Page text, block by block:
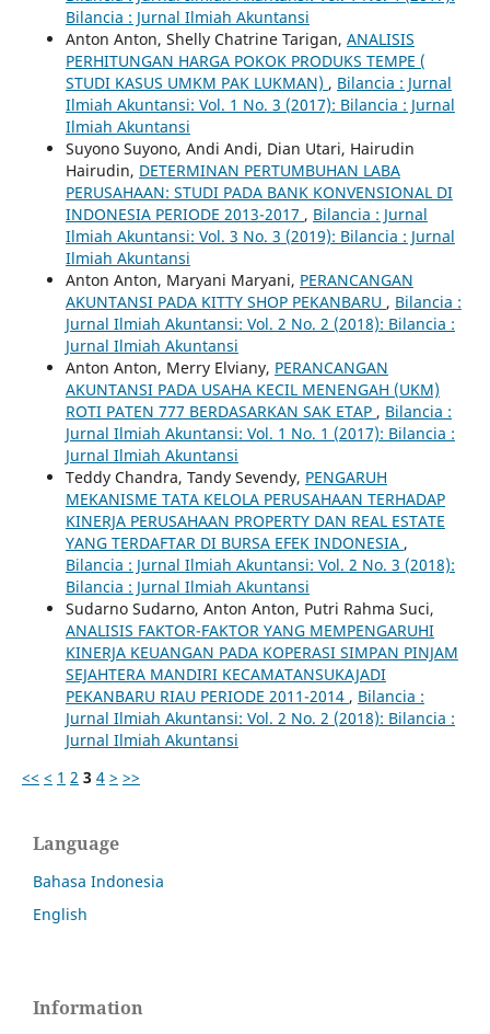
Bilancia : Jurnal Ilmiah Akuntansi
Anton Anton, Shelly Chatrine Tarigan, ANALISIS
PERHITUNGAN HARGA POKOK PRODUKS TEMPE (
STUDI KASUS UMKM PAK LUKMAN) , Bilancia : Jurnal
Ilmiah Akuntansi: Vol. 1 No. 3 (2017): Bilancia : Jurnal
Ilmiah Akuntansi
Suyono Suyono, Andi Andi, Dian Utari, Hairudin
Hairudin, DETERMINAN PERTUMBUHAN LABA
PERUSAHAAN: STUDI PADA BANK KONVENSIONAL DI
INDONESIA PERIODE 2013-2017 , Bilancia : Jurnal
Ilmiah Akuntansi: Vol. 3 No. 3 (2019): Bilancia : Jurnal
Ilmiah Akuntansi
Anton Anton, Maryani Maryani, PERANCANGAN
AKUNTANSI PADA KITTY SHOP PEKANBARU , Bilancia :
Jurnal Ilmiah Akuntansi: Vol. 2 No. 2 (2018): Bilancia :
Jurnal Ilmiah Akuntansi
Anton Anton, Merry Elviany, PERANCANGAN
AKUNTANSI PADA USAHA KECIL MENENGAH (UKM)
ROTI PATEN 777 BERDASARKAN SAK ETAP , Bilancia :
Jurnal Ilmiah Akuntansi: Vol. 1 No. 1 (2017): Bilancia :
Jurnal Ilmiah Akuntansi
Teddy Chandra, Tandy Sevendy, PENGARUH
MEKANISME TATA KELOLA PERUSAHAAN TERHADAP
KINERJA PERUSAHAAN PROPERTY DAN REAL ESTATE
YANG TERDAFTAR DI BURSA EFEK INDONESIA ,
Bilancia : Jurnal Ilmiah Akuntansi: Vol. 2 No. 3 (2018):
Bilancia : Jurnal Ilmiah Akuntansi
Sudarno Sudarno, Anton Anton, Putri Rahma Suci,
ANALISIS FAKTOR-FAKTOR YANG MEMPENGARUHI
KINERJA KEUANGAN PADA KOPERASI SIMPAN PINJAM
SEJAHTERA MANDIRI KECAMATANSUKAJADI
PEKANBARU RIAU PERIODE 2011-2014 , Bilancia :
Jurnal Ilmiah Akuntansi: Vol. 2 No. 2 (2018): Bilancia :
Jurnal Ilmiah Akuntansi
<< < 1 2 3 4 > >>
Language
Bahasa Indonesia
English
Information